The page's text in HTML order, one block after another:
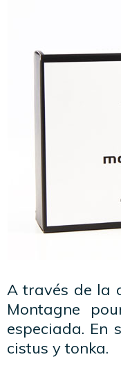
A través de la
Montagne
especiada. En
cistus y tonka.